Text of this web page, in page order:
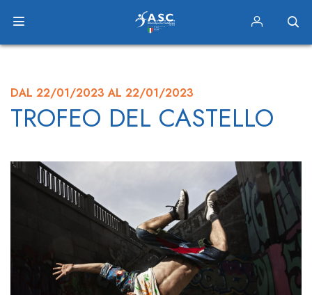
DAL 22/01/2023 AL 22/01/2023
TROFEO DEL CASTELLO